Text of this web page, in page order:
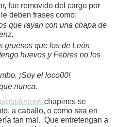
fue removido del cargo por
deben frases como:
que rayan con una chapa de
gruesos que los de León
huevos y Febres no los
¡Soy el loco00!
nunca.
pipoldermos chapines se
a caballo, o como sea en
tan mal. Que entretengan a